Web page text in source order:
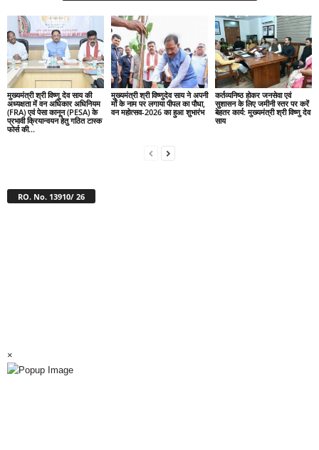
मुख्यमंत्री श्री विष्णु देव साय की
अध्यक्षता में वन अधिकार अधिनियम
(FRA) एवं पेसा कानून (PESA) के
प्रभावी क्रियान्वयन हेतु गठित टास्क
फोर्स की...
मुख्यमंत्री श्री विष्णुदेव साय ने अपनी
माँ के नाम पर लगाया पीपल का पौधा,
वन महोत्सव-2026 का हुआ शुभारंभ
कर्तव्यनिष्ठ होकर जनसेवा एवं
सुशासन के लिए जमीनी स्तर पर करें
बेहतर कार्य: मुख्यमंत्री श्री विष्णु देव
साय
RO. No. 13910/ 26
×